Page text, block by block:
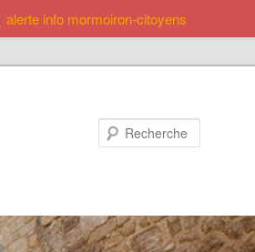
alerte info mormoiron-citoyens